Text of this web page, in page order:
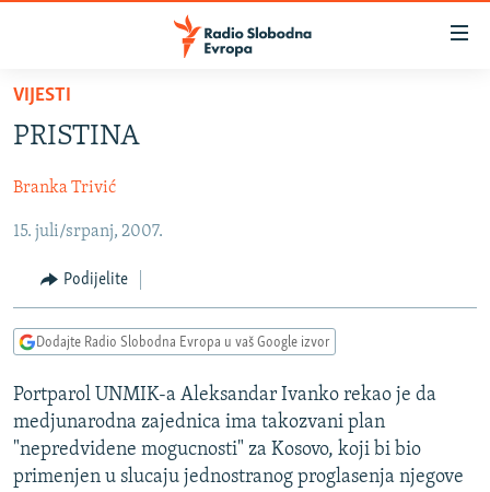
Pređite
glavni
Pređite
na
navigaciju
Pređite
na
pretragu
SRBIJA
KOSOVO
CRNA GORA
VIZUELNO
VIDEO
FOTOGALERIJE
INFOGRAFIKE
PODCASTI
RAT U UKRAJINI
KINA NA BALKANU
RSE PRIČE IZ SVIJETA
VIJESTI
PRISTINA
Branka Trivić
15. juli/srpanj, 2007.
Podijelite
Dodajte Radio Slobodna Evropa u vaš Google izvor
Portparol UNMIK-a Aleksandar Ivanko rekao je da
medjunarodna zajednica ima takozvani plan
"nepredvidene mogucnosti" za Kosovo, koji bi bio
primenjen u slucaju jednostranog proglasenja njegove